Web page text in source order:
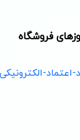
فروشگاه